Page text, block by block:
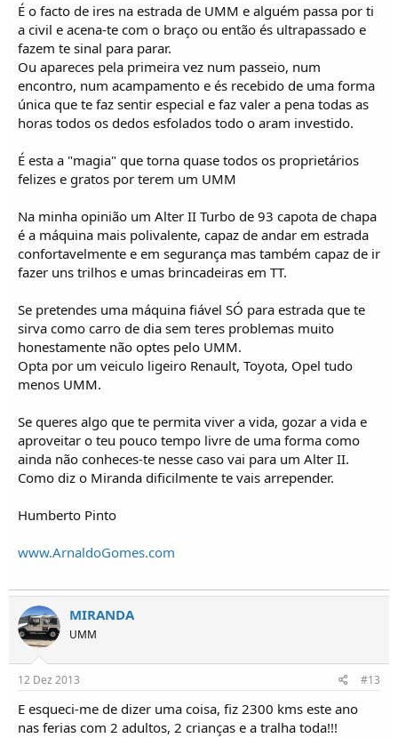
É o facto de ires na estrada de UMM e alguém passa por ti
a civil e acena-te com o braço ou então és ultrapassado e
fazem te sinal para parar.
Ou apareces pela primeira vez num passeio, num
encontro, num acampamento e és recebido de uma forma
única que te faz sentir especial e faz valer a pena todas as
horas todos os dedos esfolados todo o aram investido.
É esta a "magia" que torna quase todos os proprietários
felizes e gratos por terem um UMM
Na minha opinião um Alter II Turbo de 93 capota de chapa
é a máquina mais polivalente, capaz de andar em estrada
confortavelmente e em segurança mas também capaz de ir
fazer uns trilhos e umas brincadeiras em TT.
Se pretendes uma máquina fiável SÓ para estrada que te
sirva como carro de dia sem teres problemas muito
honestamente não optes pelo UMM.
Opta por um veiculo ligeiro Renault, Toyota, Opel tudo
menos UMM.
Se queres algo que te permita viver a vida, gozar a vida e
aproveitar o teu pouco tempo livre de uma forma como
ainda não conheces-te nesse caso vai para um Alter II.
Como diz o Miranda dificilmente te vais arrepender.
Humberto Pinto
www.ArnaldoGomes.com
MIRANDA
UMM
12 Dez 2013 #13
E esqueci-me de dizer uma coisa, fiz 2300 kms este ano
nas ferias com 2 adultos, 2 crianças e a tralha toda!!!